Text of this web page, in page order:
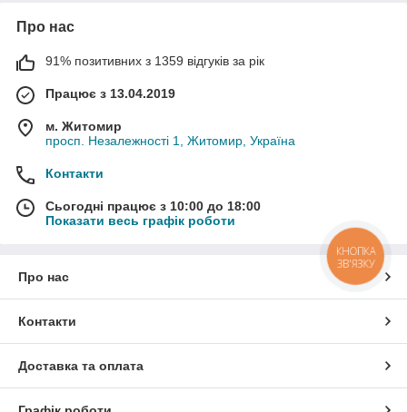
Про нас
91% позитивних з 1359 відгуків за рік
Працює з 13.04.2019
м. Житомир
просп. Незалежності 1, Житомир, Україна
Контакти
Сьогодні працює з 10:00 до 18:00
Показати весь графік роботи
Про нас
Контакти
Доставка та оплата
КНОПКА
ЗВ'ЯЗКУ